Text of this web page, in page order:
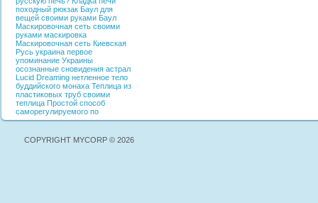
походный рюкзак Баул для
вещей своими руками Баул
Маскировочная сеть своими
руками маскировка
Маскировочная сеть Киевская
Русь украина первое
упоминание Украины
осознанные сновидения астрал
Lucid Dreaming нетленное тело
буддийского монаха Теплица из
пластиковых труб своими
теплица Простой способ
саморегулируемого по
COPYRIGHT MYCORP © 2026